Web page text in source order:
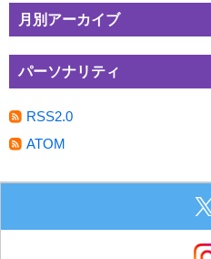
月別アーカイブ
パーソナリティ
RSS2.0
ATOM